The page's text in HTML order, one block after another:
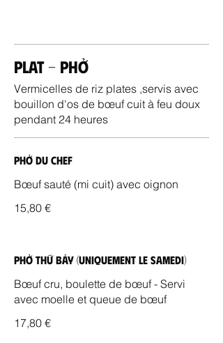
Plat - Phở
Vermicelles de riz plates ,servis avec
bouillon d'os de bœuf cuit à feu doux
pendant 24 heures
Phở Du Chef
Bœuf sauté (mi cuit) avec oignon
15,80 €
Phở Thứ Bảy (Uniquement le samedi)
Bœuf cru, boulette de bœuf - Servi
avec moelle et queue de bœuf
17,80 €